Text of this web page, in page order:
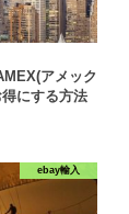
アメック
にする方法
ebay輸入